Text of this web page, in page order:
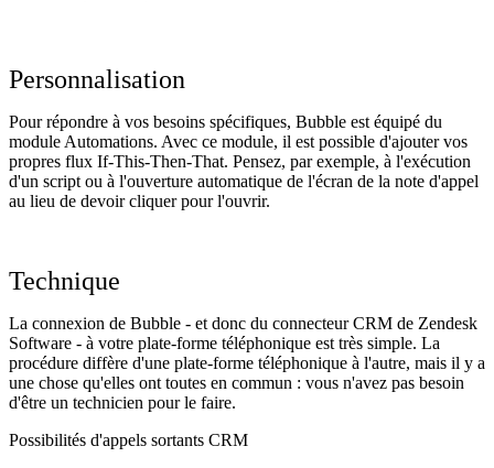
Personnalisation
Pour répondre à vos besoins spécifiques, Bubble est équipé du
module Automations. Avec ce module, il est possible d'ajouter vos
propres flux If-This-Then-That. Pensez, par exemple, à l'exécution
d'un script ou à l'ouverture automatique de l'écran de la note d'appel
au lieu de devoir cliquer pour l'ouvrir.
Technique
La connexion de Bubble - et donc du connecteur CRM de Zendesk
Software - à votre plate-forme téléphonique est très simple. La
procédure diffère d'une plate-forme téléphonique à l'autre, mais il y a
une chose qu'elles ont toutes en commun : vous n'avez pas besoin
d'être un technicien pour le faire.
Possibilités d'appels sortants CRM